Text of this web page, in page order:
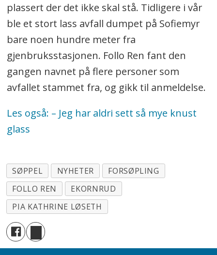
plassert der det ikke skal stå. Tidligere i vår
ble et stort lass avfall dumpet på Sofiemyr
bare noen hundre meter fra
gjenbruksstasjonen. Follo Ren fant den
gangen navnet på flere personer som
avfallet stammet fra, og gikk til anmeldelse.
Les også: – Jeg har aldri sett så mye knust
glass
SØPPEL NYHETER
FORSØPLING
FOLLO REN
EKORNRUD
PIA KATHRINE LØSETH